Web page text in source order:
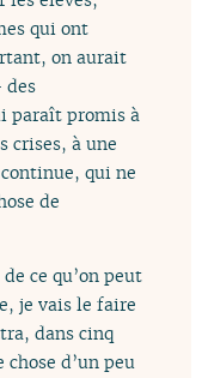
qui ont
on aurait
des
paraît promis à
crises, à une
qui ne
de
ce qu’on peut
je vais le faire
dans cinq
d’un peu